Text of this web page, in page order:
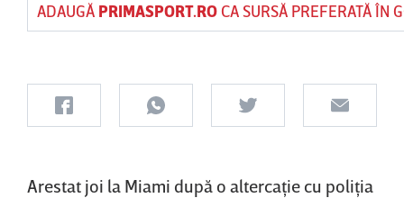
ADAUGĂ PRIMASPORT.ROCA SURSĂ PREFERATĂ ÎN
Arestat joi la Miami după o altercaţie cu poliţia